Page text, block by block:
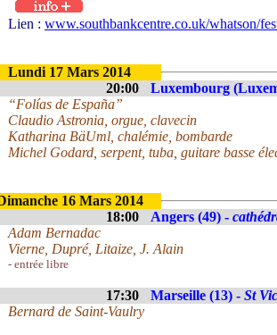
Lien : www.southbankcentre.co.uk/whatson/
Lundi 17 Mars 2014
20:00
Luxembourg
“Folías de España”
Claudio Astronia, orgue, clavecin
Katharina BäUml, chalémie, bombarde
Michel Godard, serpent, tuba, guitare basse
16 Mars 2014
18:00
Angers (49) -
Adam Bernadac
Vierne, Dupré, Litaize, J. Alain
- entrée libre
17:30 Marseille (13) - St
Bernard de Saint-Vaulry